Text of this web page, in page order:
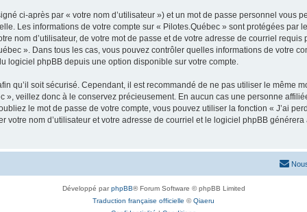
ci-après par « votre nom d’utilisateur ») et un mot de passe personnel vous
Les informations de votre compte sur « Pilotes.Québec » sont protégées
nom d’utilisateur, de votre mot de passe et de votre adresse de courriel
». Dans tous les cas, vous pouvez contrôler quelles informations de votre
logiciel phpBB depuis une option disponible sur votre compte.
qu’il soit sécurisé. Cependant, il est recommandé de ne pas utiliser le même
», veillez donc à le conservez précieusement. En aucun cas une personne
le mot de passe de votre compte, vous pouvez utiliser la fonction « J’ai
nom d’utilisateur et votre adresse de courriel et le logiciel phpBB
Développé parphpBB® Forum Software © phpBB Limited
Traduction française officielle ©Qiaeru